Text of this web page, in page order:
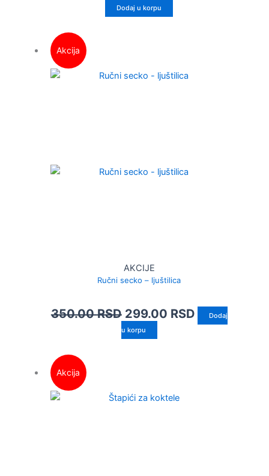
Dodaj u korpu
Akcija
AKCIJE
Ručni secko – ljuštilica
350.00RSD 299.00 RSD
Dodaj
u korpu
Akcija